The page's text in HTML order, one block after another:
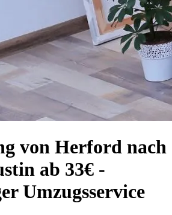
von Herford nach
ab 33€ -
Umzugsservice